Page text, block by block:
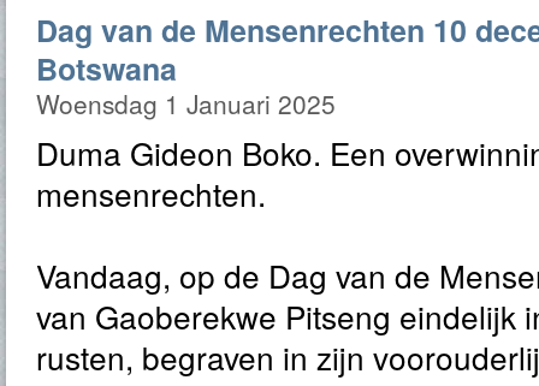
Dag van de Mensenrechten 10
Botswana
Woensdag 1 Januari 2025
Duma Gideon Boko. Een
mensenrechten.
Vandaag, op de Dag van de
van Gaoberekwe Pitseng eindelijk
rusten, begraven in zijn